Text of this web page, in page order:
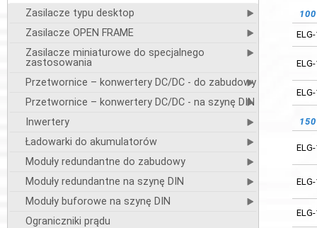
Zasilacze typu desktop
Zasilacze OPEN FRAME
Zasilacze miniaturowe do specjalnego
zastosowania
Przetwornice – konwertery DC/DC - do zabudowy
Przetwornice – konwertery DC/DC - na szynę DIN
Inwertery
Ładowarki do akumulatorów
Moduły redundantne do zabudowy
Moduły redundantne na szynę DIN
Moduły buforowe na szynę DIN
Ograniczniki prądu
ELG-